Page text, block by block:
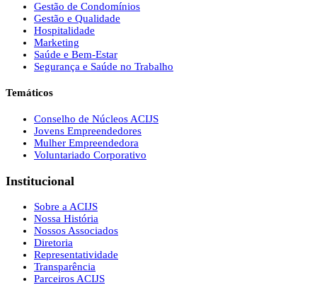
Gestão de Condomínios
Gestão e Qualidade
Hospitalidade
Marketing
Saúde e Bem-Estar
Segurança e Saúde no Trabalho
Temáticos
Conselho de Núcleos ACIJS
Jovens Empreendedores
Mulher Empreendedora
Voluntariado Corporativo
Institucional
Sobre a ACIJS
Nossa História
Nossos Associados
Diretoria
Representatividade
Transparência
Parceiros ACIJS